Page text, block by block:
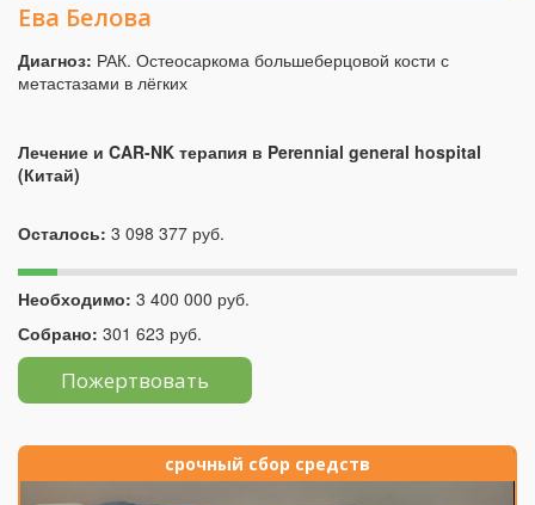
Ева Белова
Диагноз: РАК. Остеосаркома большеберцовой кости с
метастазами в лёгких
Лечение и CAR-NK терапия в Perennial general hospital
(Китай)
Осталось: 3 098 377 руб.
Необходимо: 3 400 000 руб.
Собрано: 301 623 руб.
Пожертвовать
срочный сбор средств